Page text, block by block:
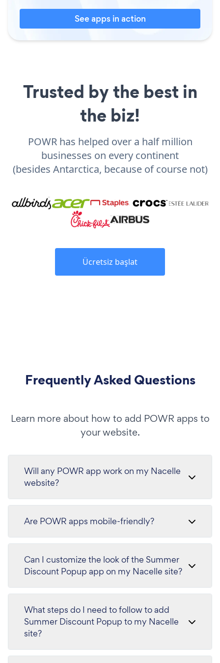
See apps in action
Trusted by the best in
the biz!
POWR has helped over a half million
businesses on every continent
(besides Antarctica, because of course not)
Ücretsiz başlat
Frequently Asked Questions
Learn more about how to add POWR apps to
your website.
Will any POWR app work on my Nacelle
website?
Are POWR apps mobile-friendly?
Can I customize the look of the Summer
Discount Popup app on my Nacelle site?
What steps do I need to follow to add
Summer Discount Popup to my Nacelle
site?